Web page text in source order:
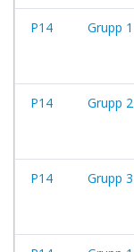
P14 Grupp 1
P14 Grupp 2
P14 Grupp 3